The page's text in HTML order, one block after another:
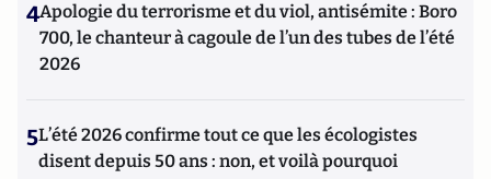
4Apologie du terrorisme et du viol, antisémite : Boro
700, le chanteur à cagoule de l’un des tubes de l’été
2026
5L’été 2026 confirme tout ce que les écologistes
disent depuis 50 ans : non, et voilà pourquoi